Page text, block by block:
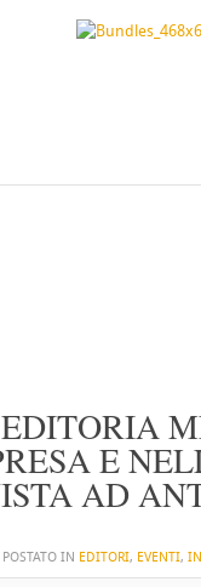
E
AD
POSTATO IN EDITORI, EVENTI,